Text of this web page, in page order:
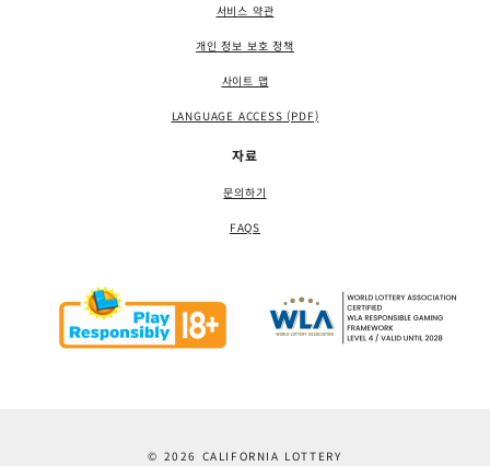
서비스 약관
개인 정보 보호 정책
사이트 맵
LANGUAGE ACCESS (PDF)
자료
문의하기
FAQS
© 2026 CALIFORNIA LOTTERY